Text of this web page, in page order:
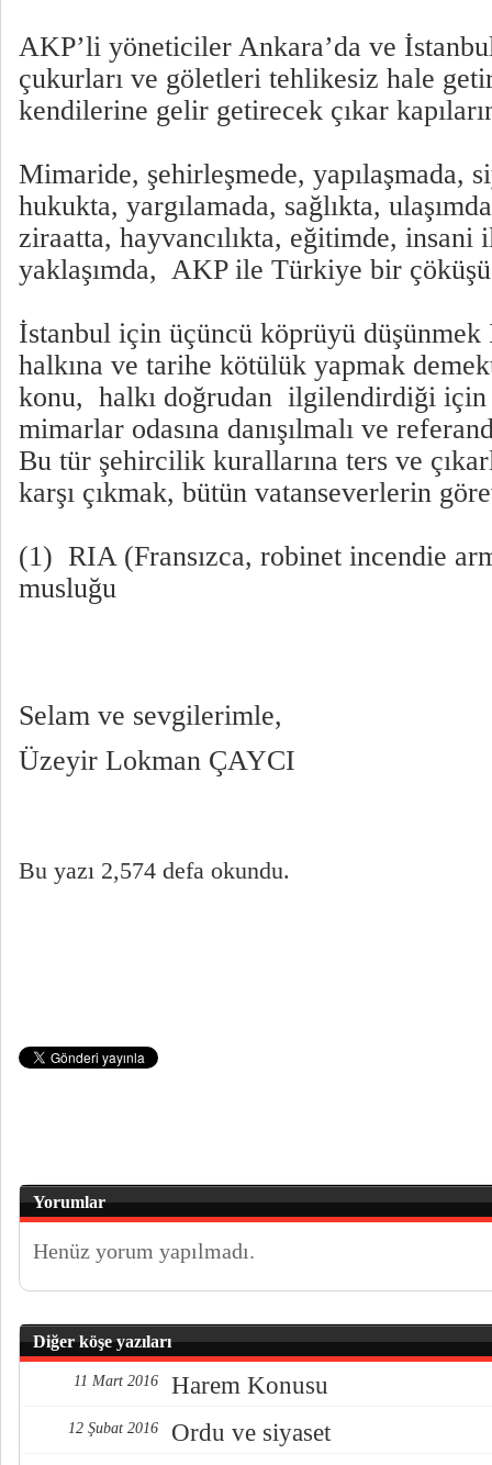
AKP’li yöneticiler Ankara’da ve
çukurları ve göletleri tehlikesiz hale
kendilerine gelir getirecek çıkar
Mimaride, şehirleşmede, yapılaşmada,
hukukta, yargılamada, sağlıkta,
ziraatta, hayvancılıkta, eğitimde,
yaklaşımda, AKP ile Türkiye bir çöküşü
İstanbul için üçüncü köprüyü
halkına ve tarihe kötülük yapmak
konu, halkı doğrudan ilgilendirdiği için
mimarlar odasına danışılmalı ve
Bu tür şehircilik kurallarına ters ve
karşı çıkmak, bütün vatanseverlerin
(1) RIA (Fransızca, robinet incendie
musluğu
Selam ve sevgilerimle,
Üzeyir Lokman ÇAYCI
Bu yazı 2,574 defa okundu.
Yorumlar
Henüz yorum yapılmadı.
Diğer köşe yazıları
11 Mart 2016 Harem Konusu
12 Şubat 2016 Ordu ve siyaset